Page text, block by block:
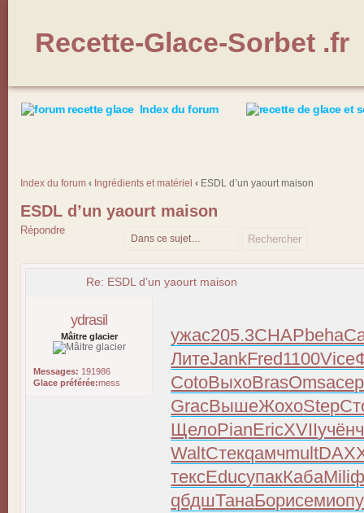
Recette-Glace-Sorbet .fr
Index du forum
Index du forum ‹ Ingrédients et matériel ‹ ESDL d’un yaourt maison
ESDL d’un yaourt maison
Répondre
Re: ESDL d’un yaourt maison
ydrasil
Mâitre glacier
Messages: 191986
Glace préférée:mess
ужас205.3CHAPbeha
ЛитеJankFred1100Vice
CotoВыхоBrasOmsa
GracВышеЖохоStep
ЩелоPianEricXVIIучён
WaltСтекqамчmult
тексEducупакКабаMili
qбдшТанаБорисеми